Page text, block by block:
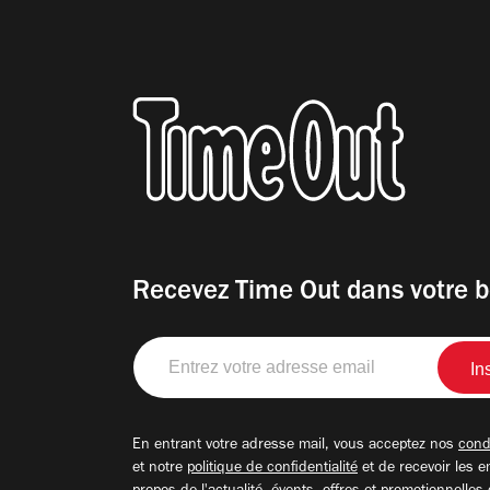
Recevez Time Out dans votre
Entrez
votre
adresse
En entrant votre adresse mail, vous acceptez nos
et notre politique de confidentialité et de recevoir les